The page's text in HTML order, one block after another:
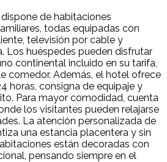
de habitaciones
todas equipadas con
televisión por cable y
Los huéspedes pueden disfrutar
continental incluido en su tarifa,
comedor. Además, el hotel ofrece
horas, consigna de equipaje y
Para mayor comodidad, cuenta
los visitantes pueden relajarse
La atención personalizada de
una estancia placentera y sin
están decoradas con
pensando siempre en el